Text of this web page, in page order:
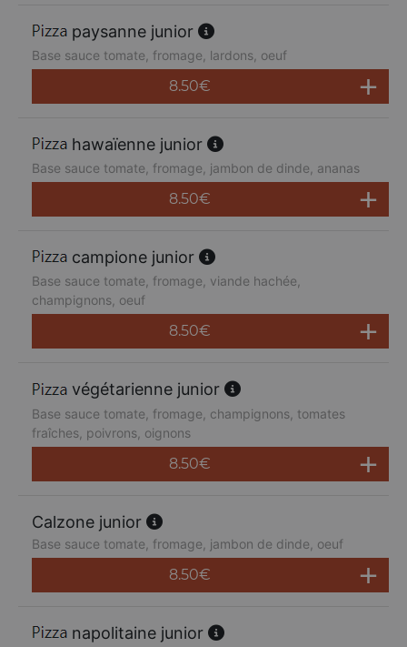
paysanne junior
Base sauce tomate, fromage, lardons, oeuf
8.50€
hawaïenne junior
Base sauce tomate, fromage, jambon de dinde, ananas
8.50€
campione junior
Base sauce tomate, fromage, viande hachée,
champignons, oeuf
8.50€
végétarienne junior
Base sauce tomate, fromage, champignons, tomates
fraîches, poivrons, oignons
8.50€
Calzone junior
Base sauce tomate, fromage, jambon de dinde, oeuf
8.50€
napolitaine junior